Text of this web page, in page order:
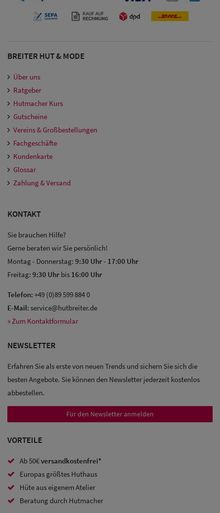
Baseball
Caps
Sale: Army
Caps
Sale:
Trucker
Caps
Sale: Caps
BREITER HUT & MODE
Über uns
Ratgeber
Hutmacher Kurs
Gutscheine
Vereins & Großbestellungen
Fachgeschäfte
Kundenkarte
Glossar
Zahlung & Versand
KONTAKT
Sie brauchen Hilfe?
Gerne beraten wir Sie persönlich!
Montag - Donnerstag: 9:30 Uhr- 17:00 Uhr
Freitag: 9:30 Uhr bis 16:00 Uhr
Telefon: +49 (0)89 599 884 0
E-Mail: service@hutbreiter.de
» Zum Kontaktformular
NEWSLETTER
Erfahren Sie als erste von neuen Trends und sichern Sie sich die
besten Angebote. Sie können den Newsletter jederzeit kostenlos
abbestellen.
Für den Newsletter anmelden
VORTEILE
Ab 50€versandkostenfrei*
Europas größtes Huthaus
Hüte aus eigenem Atelier
Beratung durch Hutmacher